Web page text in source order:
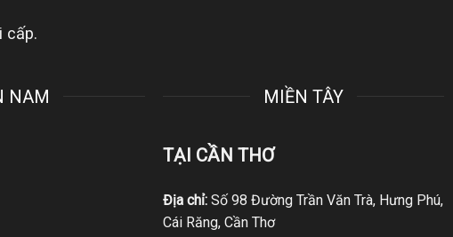
cấp.
NAM MIỀN TÂY
TẠI CẦN THƠ
Địa chỉ:Số 98 Đường Trần Văn Trà, Hưng Phú,
Cái Răng, Cần Thơ